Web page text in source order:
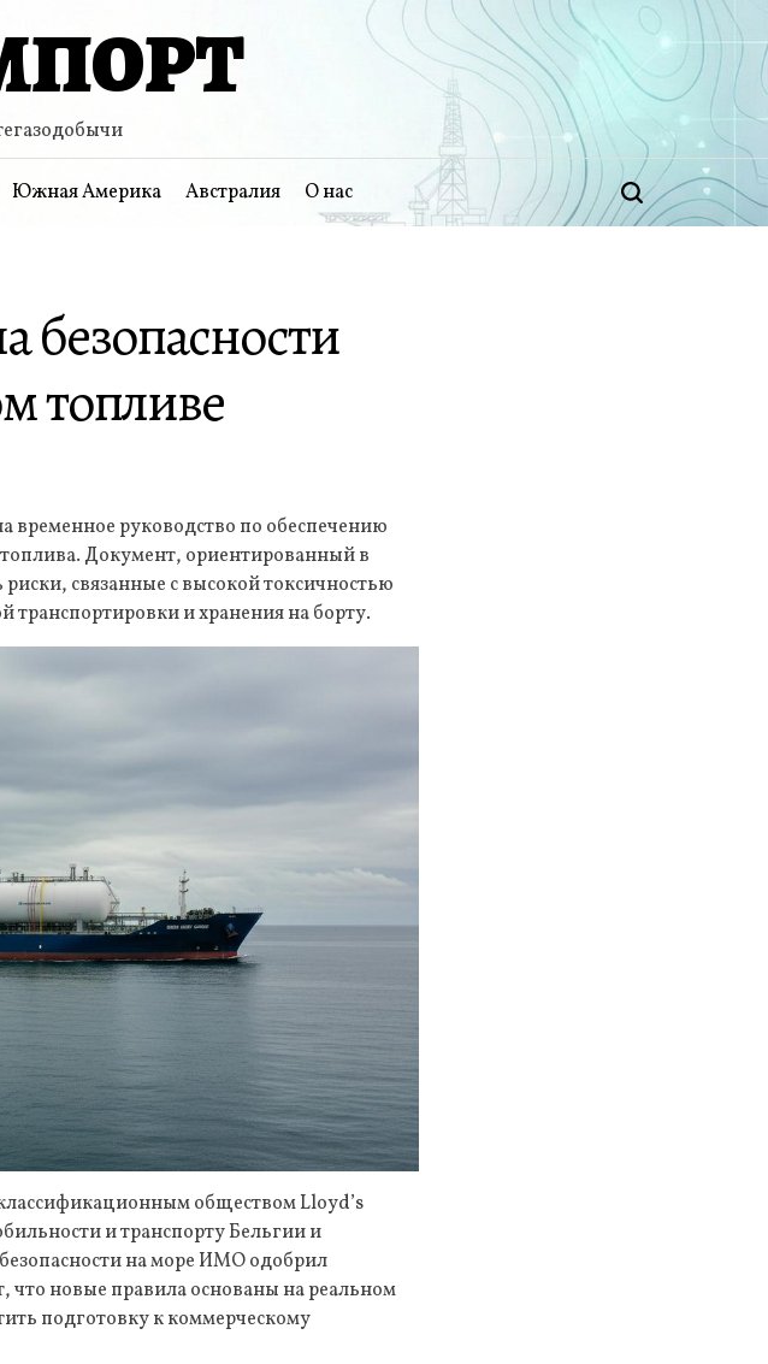
Южная Америка Австралия О нас Поиск
топливе
руководство по обеспечению
Документ, ориентированный в
связанные с высокой токсичностью
транспортировки и хранения на борту.
обществом Lloyd’s
и транспорту Бельгии и
на море ИМО одобрил
что новые правила основаны на реальном
подготовку к коммерческому